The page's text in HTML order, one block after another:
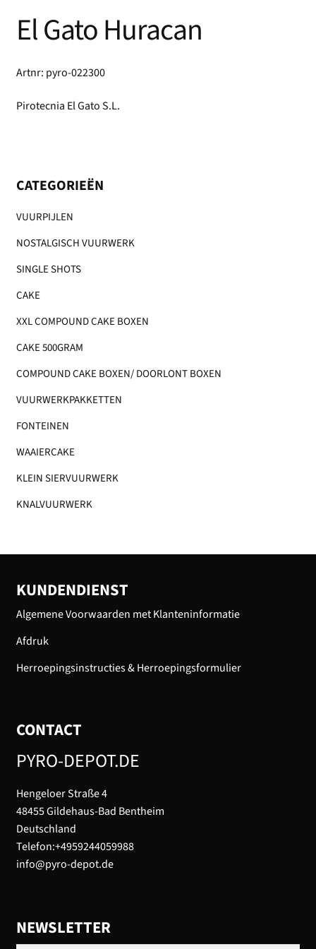
El Gato Huracan
Artnr: pyro-022300
Pirotecnia El Gato S.L.
CATEGORIEËN
VUURPIJLEN
NOSTALGISCH VUURWERK
SINGLE SHOTS
CAKE
XXL COMPOUND CAKE BOXEN
CAKE 500GRAM
COMPOUND CAKE BOXEN/ DOORLONT BOXEN
VUURWERKPAKKETTEN
FONTEINEN
WAAIERCAKE
KLEIN SIERVUURWERK
KNALVUURWERK
KUNDENDIENST
Algemene Voorwaarden met Klanteninformatie
Afdruk
Herroepingsinstructies & Herroepingsformulier
CONTACT
PYRO-DEPOT.DE
Hengeloer Straße 4
48455 Gildehaus-Bad Bentheim
Deutschland
Telefon:+4959244059988
info@pyro-depot.de
NEWSLETTER